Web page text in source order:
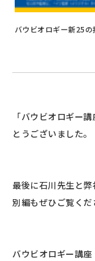
バウビオロギー新25
「バウビオロギー
とうございました。
最後に石川先生と
別編もぜひご覧くだ
バウビオロギー講座